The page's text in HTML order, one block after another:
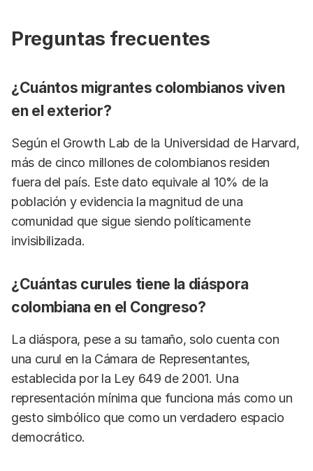
Preguntas frecuentes
¿Cuántos migrantes colombianos viven
en el exterior?
Según el Growth Lab de la Universidad de Harvard,
más de cinco millones de colombianos residen
fuera del país. Este dato equivale al 10% de la
población y evidencia la magnitud de una
comunidad que sigue siendo políticamente
invisibilizada.
¿Cuántas curules tiene la diáspora
colombiana en el Congreso?
La diáspora, pese a su tamaño, solo cuenta con
una curul en la Cámara de Representantes,
establecida por la Ley 649 de 2001. Una
representación mínima que funciona más como un
gesto simbólico que como un verdadero espacio
democrático.